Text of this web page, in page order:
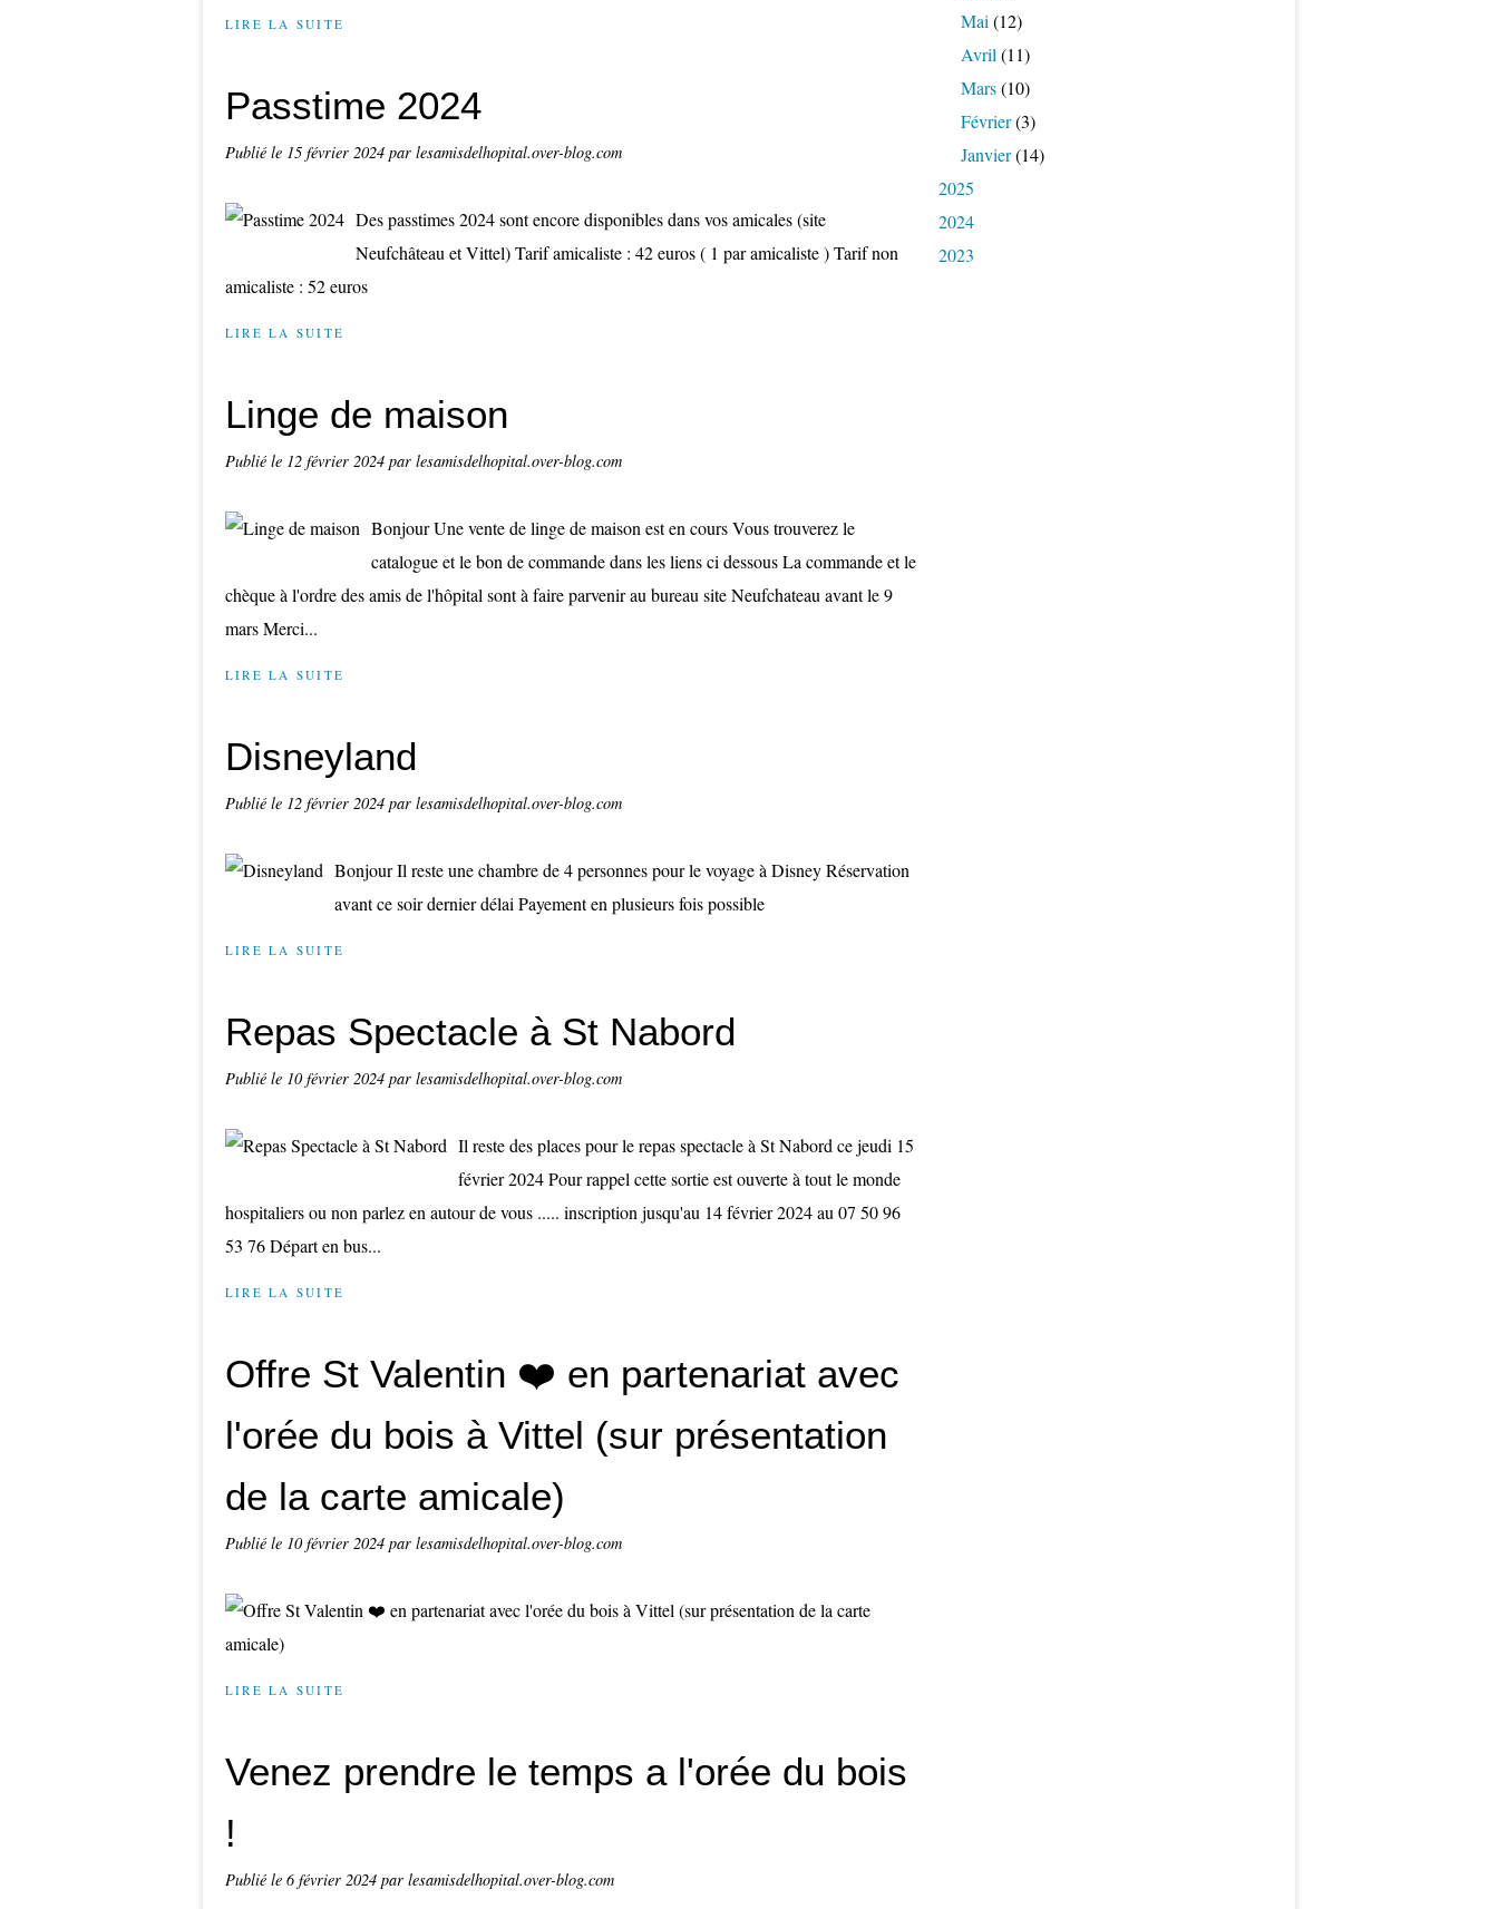
LIRE LA SUITE
Passtime 2024
Publié le 15 février 2024 par lesamisdelhopital.over-blog.com
Des passtimes 2024 sont encore disponibles dans vos amicales (site
Neufchâteau et Vittel) Tarif amicaliste : 42 euros ( 1 par amicaliste ) Tarif non
amicaliste : 52 euros
LIRE LA SUITE
Linge de maison
Publié le 12 février 2024 par lesamisdelhopital.over-blog.com
Bonjour Une vente de linge de maison est en cours Vous trouverez le
catalogue et le bon de commande dans les liens ci dessous La commande et le
chèque à l'ordre des amis de l'hôpital sont à faire parvenir au bureau site Neufchateau avant le 9
mars Merci...
LIRE LA SUITE
Disneyland
Publié le 12 février 2024 par lesamisdelhopital.over-blog.com
Bonjour Il reste une chambre de 4 personnes pour le voyage à Disney Réservation
avant ce soir dernier délai Payement en plusieurs fois possible
LIRE LA SUITE
Repas Spectacle à St Nabord
Publié le 10 février 2024 par lesamisdelhopital.over-blog.com
Il reste des places pour le repas spectacle à St Nabord ce jeudi 15
février 2024 Pour rappel cette sortie est ouverte à tout le monde
hospitaliers ou non parlez en autour de vous ..... inscription jusqu'au 14 février 2024 au 07 50 96
53 76 Départ en bus...
LIRE LA SUITE
Offre St Valentin ❤️ en partenariat avec
l'orée du bois à Vittel (sur présentation
de la carte amicale)
Publié le 10 février 2024 par lesamisdelhopital.over-blog.com
LIRE LA SUITE
Venez prendre le temps a l'orée du bois
!
Publié le 6 février 2024 par lesamisdelhopital.over-blog.com
Mai (12)
Avril (11)
Mars(10)
Février(3)
Janvier(14)
2025
2024
2023